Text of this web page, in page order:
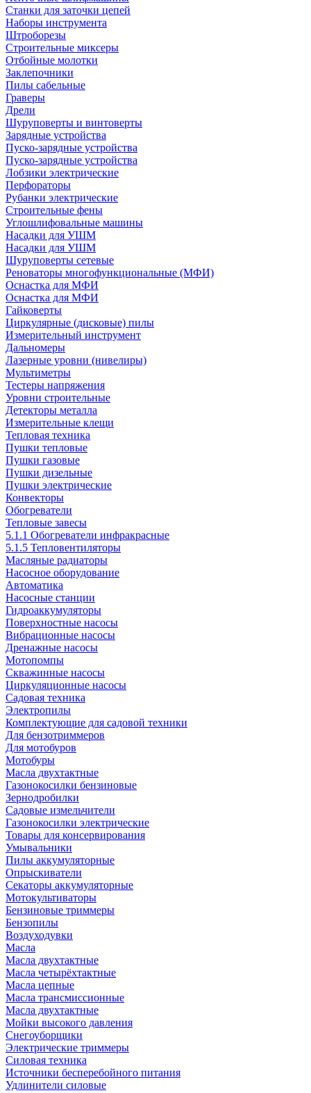
Станки для заточки цепей
Наборы инструмента
Штроборезы
Строительные миксеры
Отбойные молотки
Заклепочники
Пилы сабельные
Граверы
Дрели
Шуруповерты и винтоверты
Зарядные устройства
Пуско-зарядные устройства
Пуско-зарядные устройства
Лобзики электрические
Перфораторы
Рубанки электрические
Строительные фены
Углошлифовальные машины
Насадки для УШМ
Насадки для УШМ
Шуруповерты сетевые
Реноваторы многофункциональные (МФИ)
Оснастка для МФИ
Оснастка для МФИ
Гайковерты
Циркулярные (дисковые) пилы
Измерительный инструмент
Дальномеры
Лазерные уровни (нивелиры)
Мультиметры
Тестеры напряжения
Уровни строительные
Детекторы металла
Измерительные клещи
Тепловая техника
Пушки тепловые
Пушки газовые
Пушки дизельные
Пушки электрические
Конвекторы
Обогреватели
Тепловые завесы
5.1.1 Обогреватели инфракрасные
5.1.5 Тепловентиляторы
Масляные радиаторы
Насосное оборудование
Автоматика
Насосные станции
Гидроаккумуляторы
Поверхностные насосы
Вибрационные насосы
Дренажные насосы
Мотопомпы
Скважинные насосы
Циркуляционные насосы
Садовая техника
Электропилы
Комплектующие для садовой техники
Для бензотриммеров
Для мотобуров
Мотобуры
Масла двухтактные
Газонокосилки бензиновые
Зернодробилки
Садовые измельчители
Газонокосилки электрические
Товары для консервирования
Умывальники
Пилы аккумуляторные
Опрыскиватели
Секаторы аккумуляторные
Мотокультиваторы
Бензиновые триммеры
Бензопилы
Воздуходувки
Масла
Масла двухтактные
Масла четырёхтактные
Масла цепные
Масла трансмиссионные
Масла двухтактные
Мойки высокого давления
Снегоуборщики
Электрические триммеры
Силовая техника
Источники бесперебойного питания
Удлинители силовые